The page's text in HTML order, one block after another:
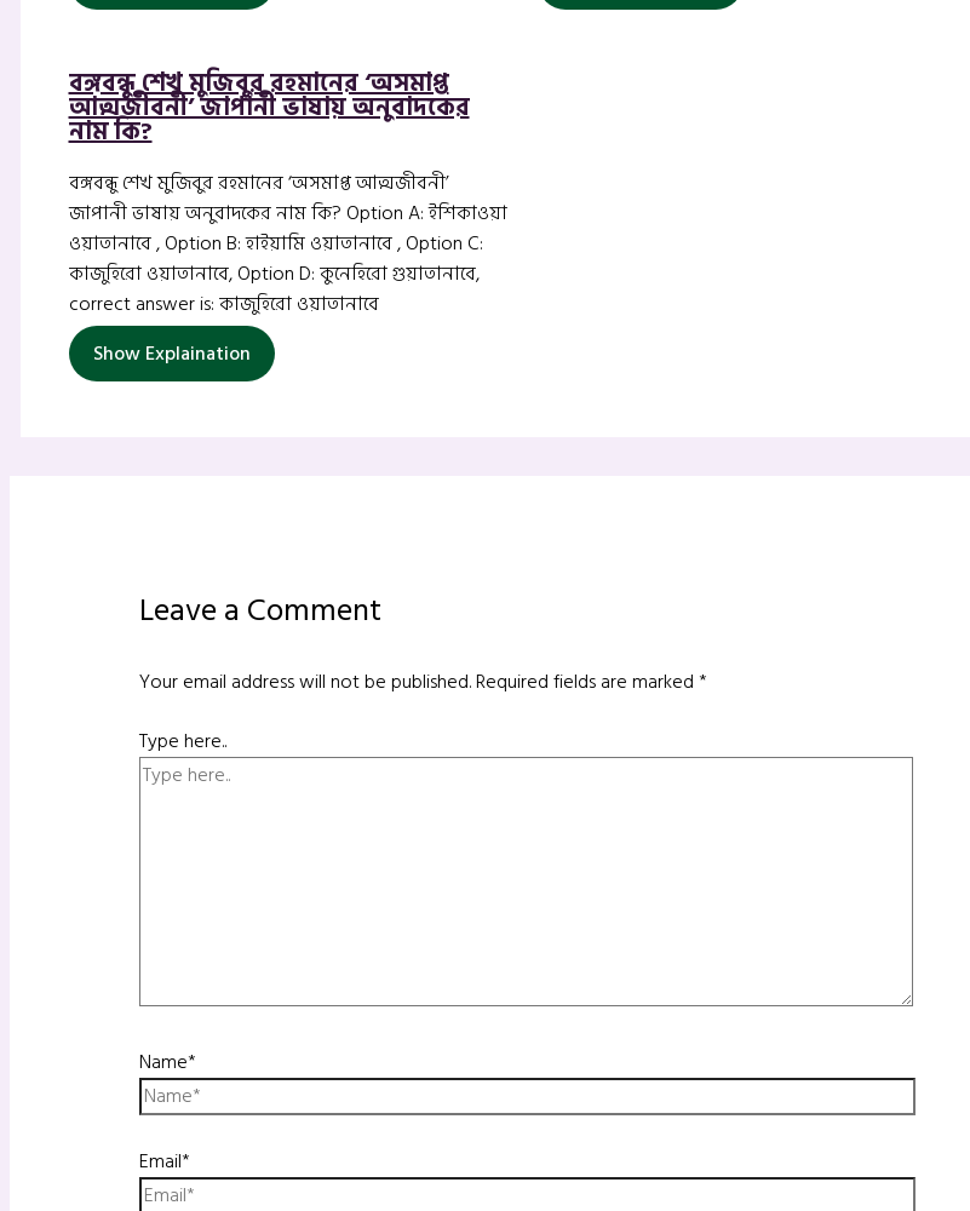
বঙ্গবন্ধু শেখ মুজিবুর রহমানের ‘অসমাপ্ত
আত্মজীবনী’ জাপানী ভাষায় অনুবাদকের
নাম কি?
বঙ্গবন্ধু শেখ মুজিবুর রহমানের ‘অসমাপ্ত আত্মজীবনী’
জাপানী ভাষায় অনুবাদকের নাম কি? Option A: ইশিকাওয়া
ওয়াতানাবে , Option B: হাইয়ামি ওয়াতানাবে , Option C:
কাজুহিরো ওয়াতানাবে, Option D: কুনেহিরো গুয়াতানাবে,
correct answer is: কাজুহিরো ওয়াতানাবে
Show Explaination
Leave a Comment
Your email address will not be published.Required fields are marked*
Type here..
Name*
Email*